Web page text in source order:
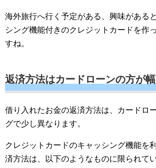
海外旅行へ行く予定がある、興味がある
シング機能付きのクレジットカードを作
すね。
返済方法はカードローンの方が
借り入れたお金の返済方法は、カードロ
グで少し異なります。
クレジットカードのキャッシング機能を
済方法は、以下のようなものに限られてい